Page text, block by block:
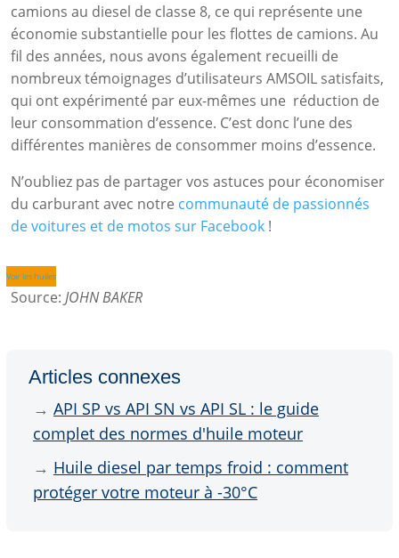
camions au diesel de classe 8, ce qui représente une
économie substantielle pour les flottes de camions. Au
fil des années, nous avons également recueilli de
nombreux témoignages d’utilisateurs AMSOIL satisfaits,
qui ont expérimenté par eux-mêmes une réduction de
leur consommation d’essence. C’est donc l’une des
différentes manières de consommer moins d’essence.
N’oubliez pas de partager vos astuces pour économiser
du carburant avec notre communauté de passionnés
de voitures et de motos sur Facebook !
Voir les huiles
Source: JOHN BAKER
Articles connexes
→ API SP vs API SN vs API SL : le guide
complet des normes d'huile moteur
→ Huile diesel par temps froid : comment
protéger votre moteur à -30°C